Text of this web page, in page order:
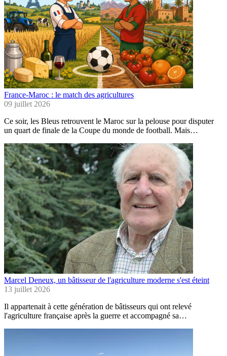
France-Maroc : le match des agricultures
09 juillet 2026
Ce soir, les Bleus retrouvent le Maroc sur la pelouse pour disputer
un quart de finale de la Coupe du monde de football. Mais…
Marcel Deneux, un bâtisseur de l'agriculture moderne s'est éteint
13 juillet 2026
Il appartenait à cette génération de bâtisseurs qui ont relevé
l'agriculture française après la guerre et accompagné sa…